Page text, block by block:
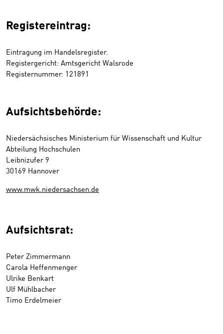
Registereintrag:
Eintragung im Handelsregister.
Registergericht: Amtsgericht Walsrode
Registernummer: 121891
Aufsichtsbehörde:
Niedersächsisches Ministerium für Wissenschaft und Kultur
Abteilung Hochschulen
Leibnizufer 9
30169 Hannover
www.mwk.niedersachsen.de
Aufsichtsrat:
Peter Zimmermann
Carola Heffenmenger
Ulrike Benkart
Ulf Mühlbacher
Timo Erdelmeier